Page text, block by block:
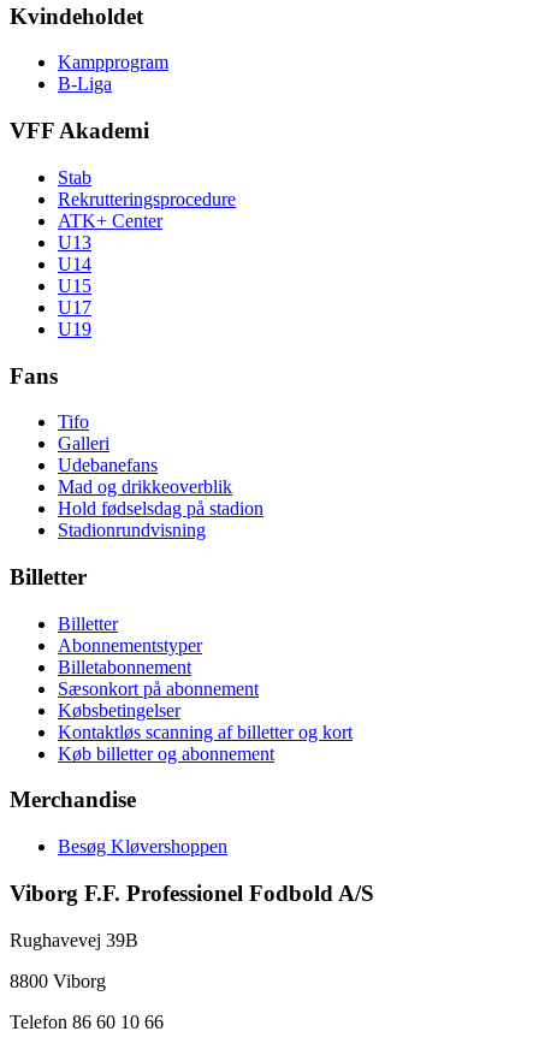
Kvindeholdet
Kampprogram
B-Liga
VFF Akademi
Stab
Rekrutteringsprocedure
ATK+ Center
U13
U14
U15
U17
U19
Fans
Tifo
Galleri
Udebanefans
Mad og drikkeoverblik
Hold fødselsdag på stadion
Stadionrundvisning
Billetter
Billetter
Abonnementstyper
Billetabonnement
Sæsonkort på abonnement
Købsbetingelser
Kontaktløs scanning af billetter og kort
Køb billetter og abonnement
Merchandise
Besøg Kløvershoppen
Viborg F.F. Professionel Fodbold A/S
Rughavevej 39B
8800 Viborg
Telefon 86 60 10 66